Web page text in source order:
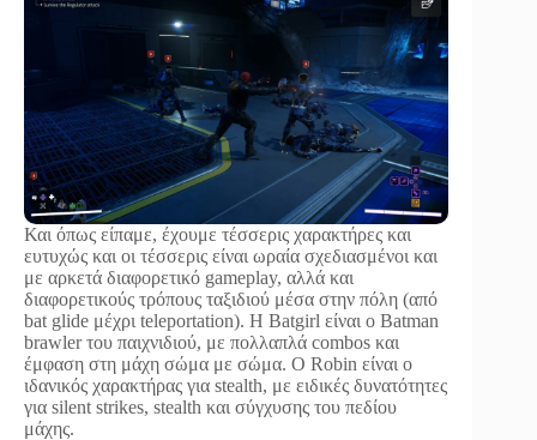
Και όπως είπαμε, έχουμε τέσσερις χαρακτήρες και
ευτυχώς και οι τέσσερις είναι ωραία σχεδιασμένοι και
με αρκετά διαφορετικό gameplay, αλλά και
διαφορετικούς τρόπους ταξιδιού μέσα στην πόλη (από
bat glide μέχρι teleportation). H Batgirl είναι ο Batman
brawler του παιχνιδιού, με πολλαπλά combos και
έμφαση στη μάχη σώμα με σώμα. Ο Robin είναι ο
ιδανικός χαρακτήρας για stealth, με ειδικές δυνατότητες
για silent strikes, stealth και σύγχυσης του πεδίου
μάχης.